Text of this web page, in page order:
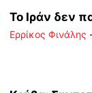
Το Ιράν δεν
Ερρίκος Φινάλης